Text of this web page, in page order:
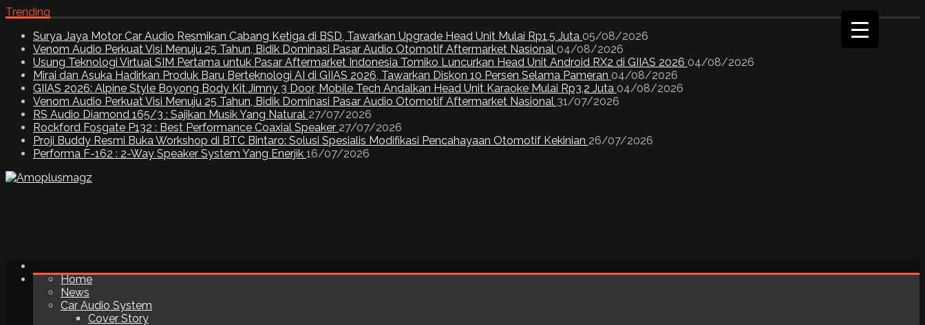
Trending
Surya Jaya Motor Car Audio Resmikan Cabang Ketiga di BSD, Tawarkan Upgrade Head Unit Mulai Rp1,5 Juta 05/08/2026
Venom Audio Perkuat Visi Menuju 25 Tahun, Bidik Dominasi Pasar Audio Otomotif Aftermarket Nasional 04/08/2026
Usung Teknologi Virtual SIM Pertama untuk Pasar Aftermarket Indonesia Tomiko Luncurkan Head Unit Android RX2 di GIIAS 2026 04/08/2026
Mirai dan Asuka Hadirkan Produk Baru Berteknologi AI di GIIAS 2026, Tawarkan Diskon 10 Persen Selama Pameran 04/08/2026
GIIAS 2026: Alpine Style Boyong Body Kit Jimny 3 Door, Mobile Tech Andalkan Head Unit Karaoke Mulai Rp3,2 Juta 04/08/2026
Venom Audio Perkuat Visi Menuju 25 Tahun, Bidik Dominasi Pasar Audio Otomotif Aftermarket Nasional 31/07/2026
RS Audio Diamond 165/3 : Sajikan Musik Yang Natural 27/07/2026
Rockford Fosgate P132 : Best Performance Coaxial Speaker 27/07/2026
Proji Buddy Resmi Buka Workshop di BTC Bintaro: Solusi Spesialis Modifikasi Pencahayaan Otomotif Kekinian 26/07/2026
Performa F-162 : 2-Way Speaker System Yang Enerjik 16/07/2026
Home
News
Car Audio System
Cover Story